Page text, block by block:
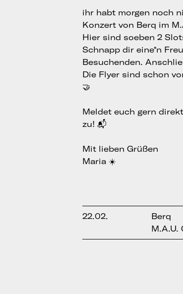
ihr habt morgen noch
Konzert von Berq im
Hier sind soeben 2
Schnapp dir eine*n
Besuchenden.
Die Flyer sind schon
🤝
Meldet euch gern
zu! 📬
Mit lieben Grüßen
Maria ☀️
22.02.
Berq
M.A.U.